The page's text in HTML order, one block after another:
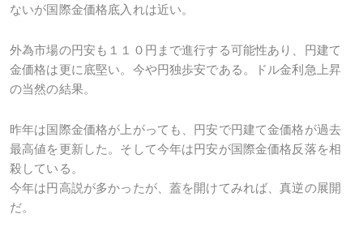
ないが国際金価格底入れは近い。
外為市場の円安も１１０円まで進行する可能性あり、円建て
金価格は更に底堅い。今や円独歩安である。ドル金利急上昇
の当然の結果。
昨年は国際金価格が上がっても、円安で円建て金価格が過去
最高値を更新した。そして今年は円安が国際金価格反落を相
殺している。
今年は円高説が多かったが、蓋を開けてみれば、真逆の展開
だ。